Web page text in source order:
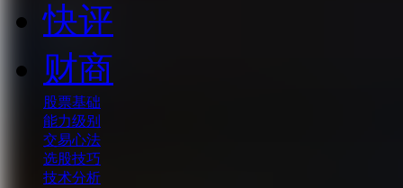
快评
财商
股票基础
能力级别
交易心法
选股技巧
技术分析